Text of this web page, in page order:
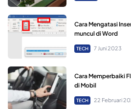
Cara Mengatasi
muncul di Word
TECH 7 Juni 2023
Cara Memperbaiki
di Mobil
TECH 22 Februari